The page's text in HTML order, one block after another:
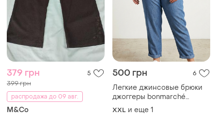
379 грн 5
399 грн
распродажа до 09 авг.
M&Co
500 грн 6
Легкие джинсовые брюки
джоггеры bonmarché
(xxl/20) / тонкий джинс
XXL и еще 1